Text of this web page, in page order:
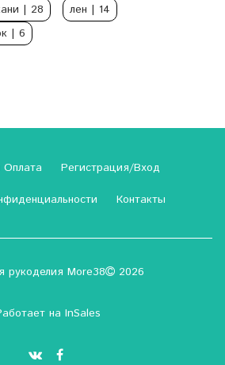
| 28 лен | 14
| 6
Регистрация/Вход
Контакты
рукоделия More38 2026
на InSales